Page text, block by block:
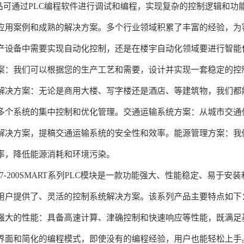
可通过PLC编程软件进行调试和编程，实现复杂的控制逻辑和功
用案例和成熟的解决方案。多个行业领域积累了丰富的经验，
设备中需要实现自动化控制，还是在楼宇自动化领域要进行智
：我们可以根据您的生产工艺和需要，设计并实现一套稳定的
决方案：无论是商用大楼、写字楼还是酒店、等建筑物，我们都
个系统的集中控制和优化管理。交通运输系统方案：从城市交
决方案，提稿交通运输系统的安全性和效率。能源管理方案：
降低能源消耗和环境污染。
系列PLC模块是一款功能强大、性能稳定、易于安装
户提供了、灵活的控制系统解决方案。该系列产品主要特点如
大的性能：具备高速计算、津确控制和快速响应等性能，既满
面和简化的编程模式，即使没有的编程经验，用户也能轻松上